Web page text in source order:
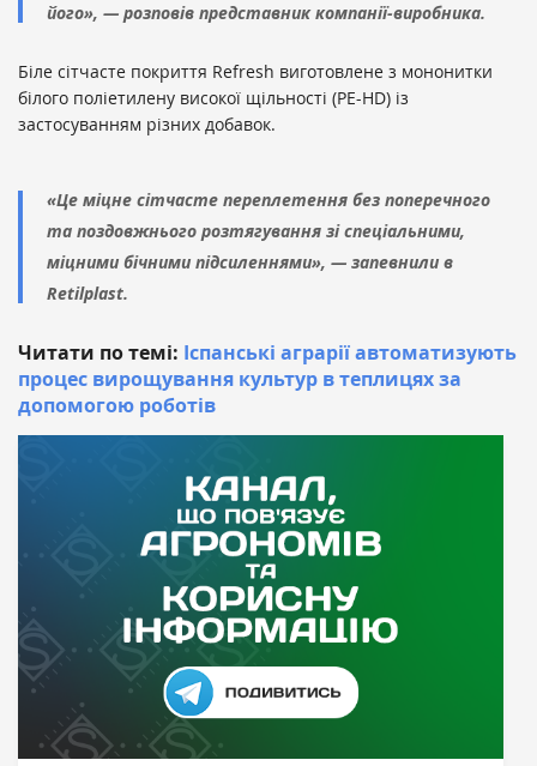
його», — розповів представник компанії-виробника.
Біле сітчасте покриття Refresh виготовлене з мононитки
білого поліетилену високої щільності (PE-HD) із
застосуванням різних добавок.
«Це міцне сітчасте переплетення без поперечного
та поздовжнього розтягування зі спеціальними,
міцними бічними підсиленнями», — запевнили в
Retilplast.
Читати по темі: Іспанські аграрії автоматизують
процес вирощування культур в теплицях за
допомогою роботів